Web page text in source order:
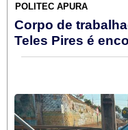
POLITEC APURA
Corpo de
Teles Pires é